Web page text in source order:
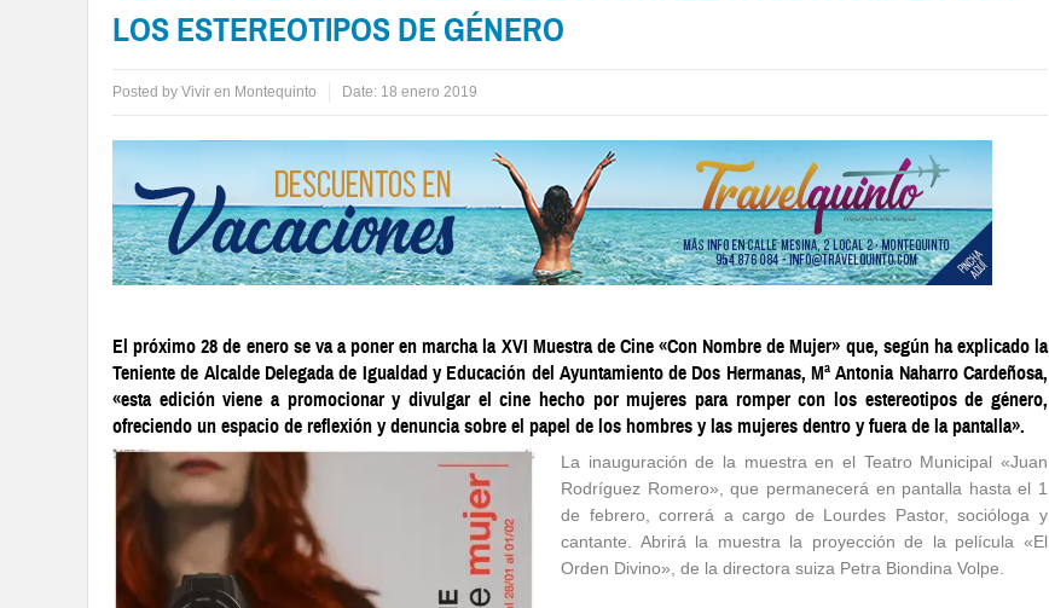
LOS ESTEREOTIPOS DE GÉNERO
Posted by Vivir en Montequinto Date: 18 enero 2019
El próximo 28 de enero se va a poner en marcha la XVI Muestra de Cine «Con Nombre de Mujer» que, según ha explicado la
Teniente de Alcalde Delegada de Igualdad y Educación del Ayuntamiento de Dos Hermanas, Mª Antonia Naharro Cardeñosa,
«esta edición viene a promocionar y divulgar el cine hecho por mujeres para romper con los estereotipos de género,
ofreciendo un espacio de reflexión y denuncia sobre el papel de los hombres y las mujeres dentro y fuera de la pantalla».
La inauguración de la muestra en el Teatro Municipal «Juan
Rodríguez Romero», que permanecerá en pantalla hasta el 1
de febrero, correrá a cargo de Lourdes Pastor, socióloga y
cantante. Abrirá la muestra la proyección de la película «El
Orden Divino», de la directora suiza Petra Biondina Volpe.